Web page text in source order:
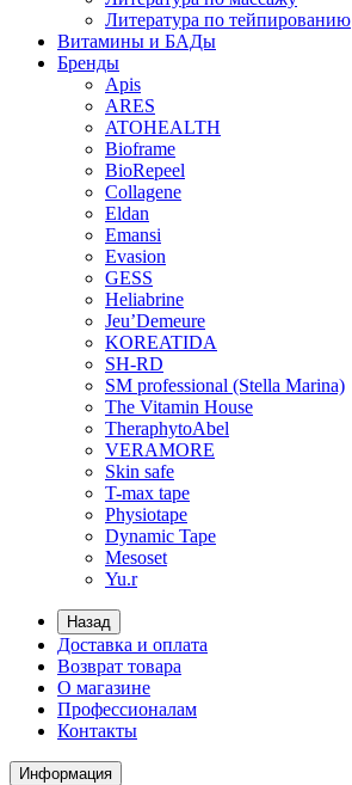
Литература по тейпированию
Витамины и БАДы
Бренды
Apis
ARES
ATOHEALTH
Bioframe
BioRepeel
Collagene
Eldan
Emansi
Evasion
GESS
Heliabrine
Jeu’Demeure
KOREATIDA
SH-RD
SM professional (Stella Marina)
The Vitamin House
TheraphytoAbel
VERAMORE
Skin safe
T-max tape
Physiotape
Dynamic Tape
Mesoset
Yu.r
Назад
Доставка и оплата
Возврат товара
О магазине
Профессионалам
Контакты
Информация